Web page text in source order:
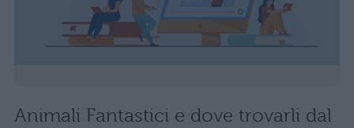
Animali Fantastici e dove trovarli dal